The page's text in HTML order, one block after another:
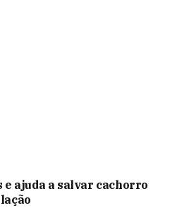
e ajuda a salvar cachorro